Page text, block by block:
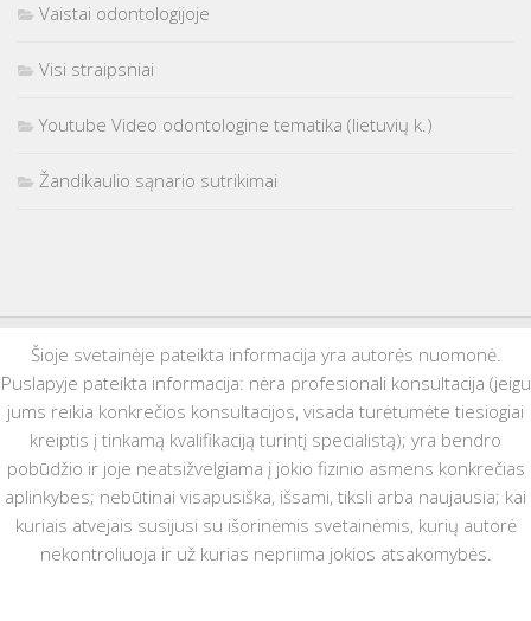
Vaistai odontologijoje
Visi straipsniai
Youtube Video odontologine tematika (lietuvių k.)
Žandikaulio sąnario sutrikimai
Šioje svetainėje pateikta informacija yra autorės nuomonė.
Puslapyje pateikta informacija: nėra profesionali konsultacija (jeigu
jums reikia konkrečios konsultacijos, visada turėtumėte tiesiogiai
kreiptis į tinkamą kvalifikaciją turintį specialistą); yra bendro
pobūdžio ir joje neatsižvelgiama į jokio fizinio asmens konkrečias
aplinkybes; nebūtinai visapusiška, išsami, tiksli arba naujausia; kai
kuriais atvejais susijusi su išorinėmis svetainėmis, kurių autorė
nekontroliuoja ir už kurias nepriima jokios atsakomybės.